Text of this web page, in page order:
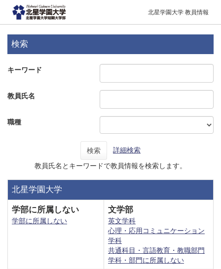
北星学園大学 教員情報
検索
キーワード
教員氏名
職種
検索 詳細検索
教員氏名とキーワードで教員情報を検索します。
北星学園大学
学部に所属しない
学部に所属しない
文学部
英文学科
心理・応用コミュニケーション
学科
共通科目・言語教育・教職部門
学科・部門に所属しない